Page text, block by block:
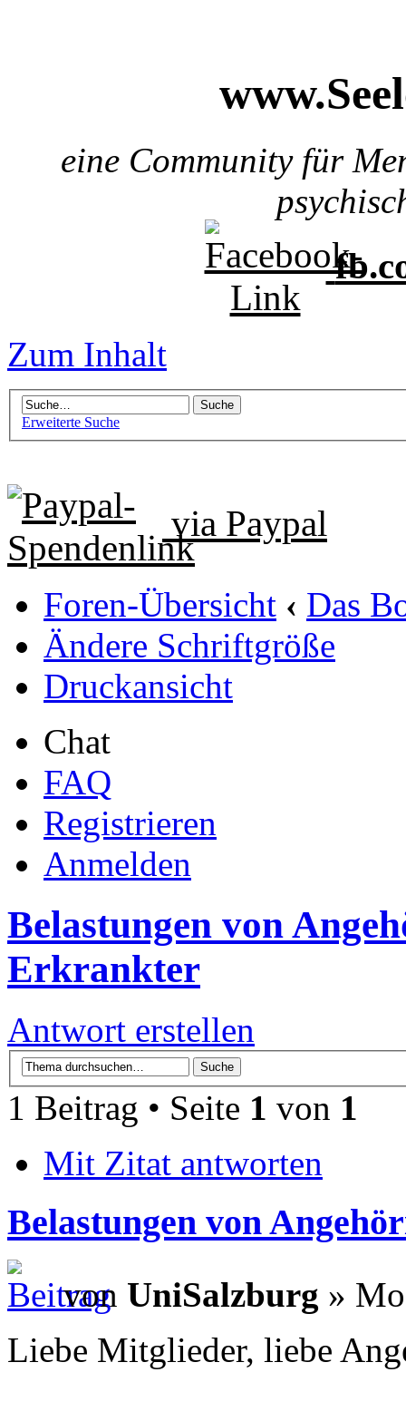
eine Community für
Zum Inhalt
Erweiterte Suche
via Paypal
Foren-Übersicht ‹ Das
Ändere Schriftgröße
Druckansicht
Chat
FAQ
Registrieren
Anmelden
Belastungen von
Erkrankter
Antwort erstellen
1 Beitrag • Seite 1 von 1
Mit Zitat antworten
Belastungen von
von UniSalzburg »
Liebe Mitglieder, liebe